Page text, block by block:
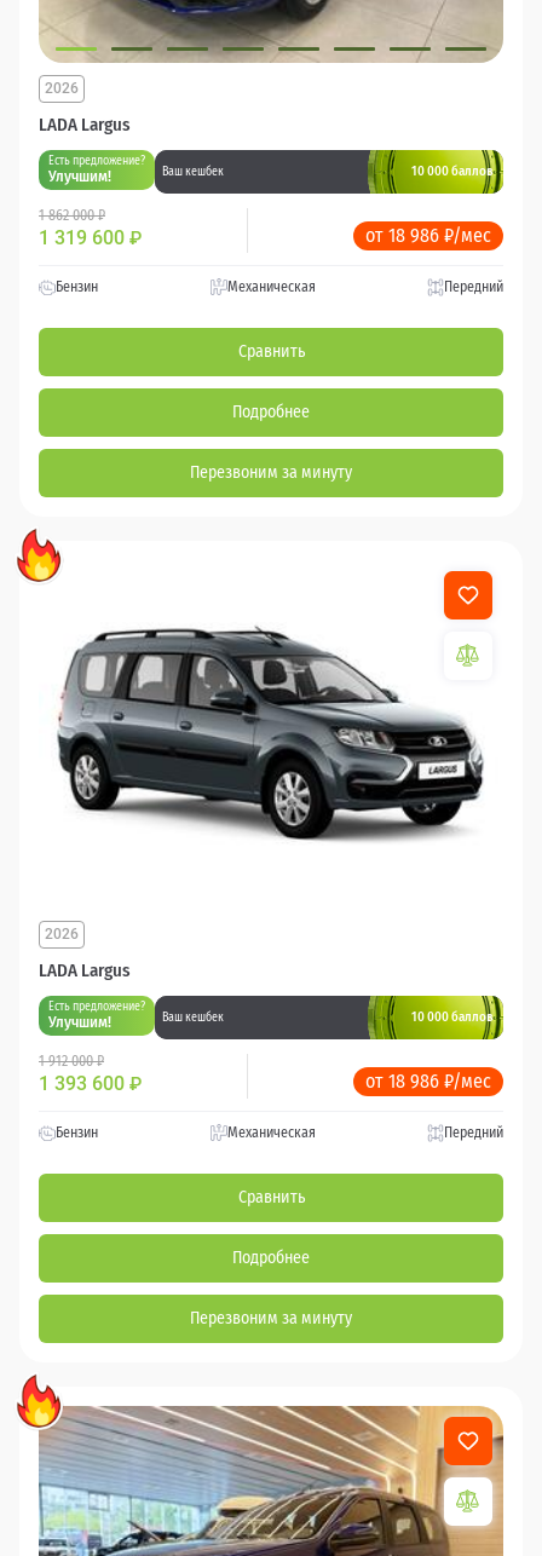
LADA Largus
2026
Есть предложение?
Улучшим! Ваш кешбек 10 000 баллов
1 862 000 ₽
1 319 600 ₽ от 18 986 ₽/мес
Бензин Механическая Передний
Сравнить
Подробнее
Перезвоним за минуту
LADA Largus
2026
Есть предложение?
Улучшим! Ваш кешбек 10 000 баллов
1 912 000 ₽
1 393 600 ₽ от 18 986 ₽/мес
Бензин Механическая Передний
Сравнить
Подробнее
Перезвоним за минуту